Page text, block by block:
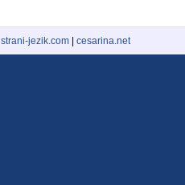
strani-jezik.com cesarina.net